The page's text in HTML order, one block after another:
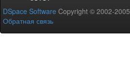
DSpace Software Copyright © 2002-2005
Обратная связь